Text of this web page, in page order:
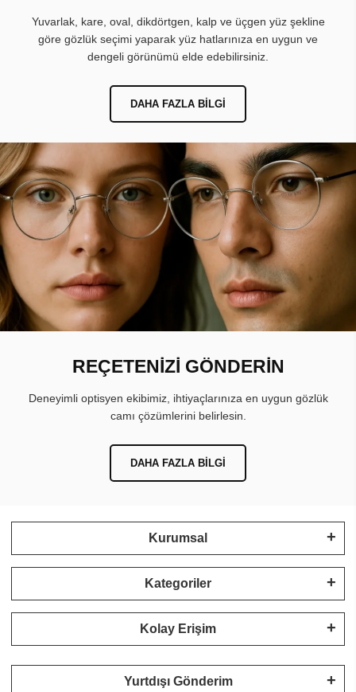
Yuvarlak, kare, oval, dikdörtgen, kalp ve üçgen yüz şekline
göre gözlük seçimi yaparak yüz hatlarınıza en uygun ve
dengeli görünümü elde edebilirsiniz.
DAHA FAZLA BILGI
REÇETENİZİ GÖNDERİN
Deneyimli optisyen ekibimiz, ihtiyaçlarınıza en uygun gözlük
camı çözümlerini belirlesin.
DAHA FAZLA BILGI
Kurumsal
Kategoriler
Kolay Erişim
Yurtdışı Gönderim